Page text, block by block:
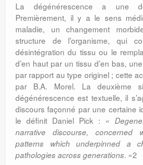
La dégénérescence a une
Premièrement, il y a le sens
maladie, un changement
structure de l’organisme, qui
désintégration du tissu ou le
d’en haut par un tissu d’en bas,
par rapport au type originel ; cette
par B.A. Morel. La deuxième
dégénérescence est textuelle, il
discours façonné par une certaine
le définit Daniel Pick : «
narrative discourse, concerned
patterns which underpinned a
pathologies across generations. »2